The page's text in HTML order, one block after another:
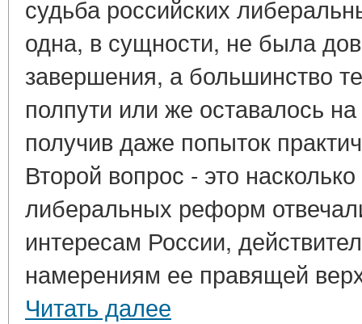
судьба российских
одна, в сущности, не была
завершения, а большинство
полпути или же оставалось
получив даже попыток
Второй вопрос - это
либеральных реформ
интересам России,
намерениям ее правящей
Читать далее